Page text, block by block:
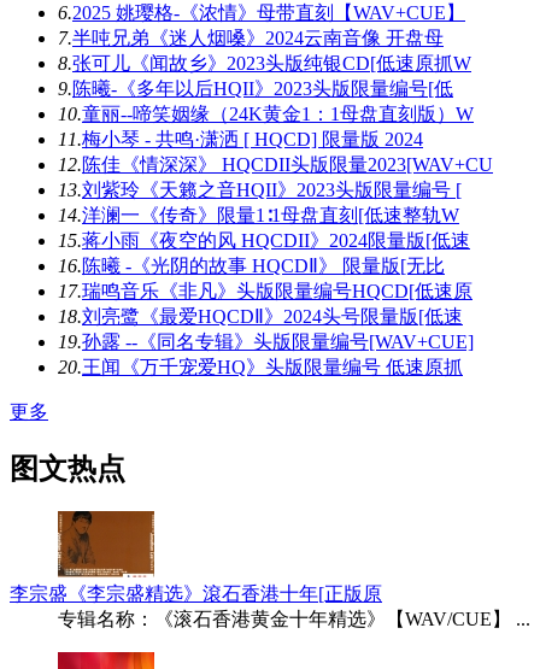
6.2025 姚璎格-《浓情》母带直刻【WAV+CUE】
7.半吨兄弟《迷人烟嗓》2024云南音像 开盘母
8.张可儿《闻故乡》2023头版纯银CD[低速原抓W
9.陈曦-《多年以后HQII》2023头版限量编号[低
10.童丽--啼笑姻缘（24K黄金1：1母盘直刻版）W
11.梅小琴 - 共鸣·潇洒 [ HQCD] 限量版 2024
12.陈佳《情深深》 HQCDII头版限量2023[WAV+CU
13.刘紫玲《天籁之音HQII》2023头版限量编号 [
14.洋澜一《传奇》限量1∶1母盘直刻[低速整轨W
15.蒋小雨《夜空的风 HQCDII》2024限量版[低速
16.陈曦 -《光阴的故事 HQCDⅡ》 限量版[无比
17.瑞鸣音乐《非凡》头版限量编号HQCD[低速原
18.刘亮鹭《最爱HQCDⅡ》2024头号限量版[低速
19.孙露 --《同名专辑》头版限量编号[WAV+CUE]
20.王闻《万千宠爱HQ》头版限量编号 低速原抓
更多
图文热点
李宗盛《李宗盛精选》滾石香港十年[正版原
专辑名称：《滚石香港黄金十年精选》【WAV/CUE】 ...